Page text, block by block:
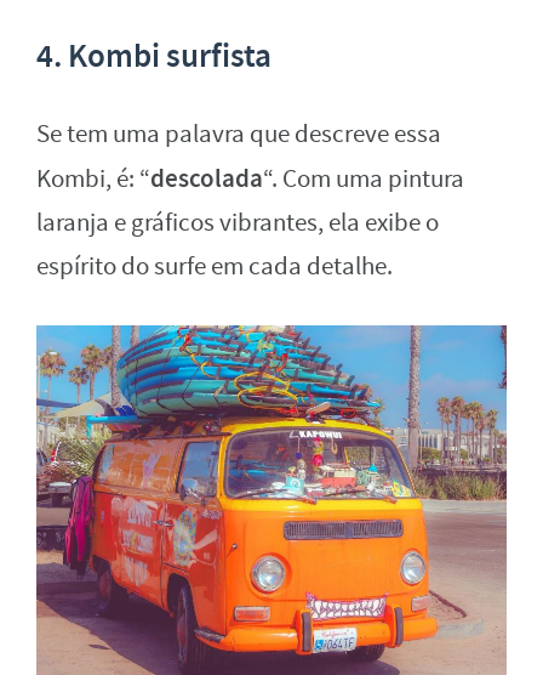
4. Kombi surfista
Se tem uma palavra que descreve essa
Kombi, é: “descolada“. Com uma pintura
laranja e gráficos vibrantes, ela exibe o
espírito do surfe em cada detalhe.